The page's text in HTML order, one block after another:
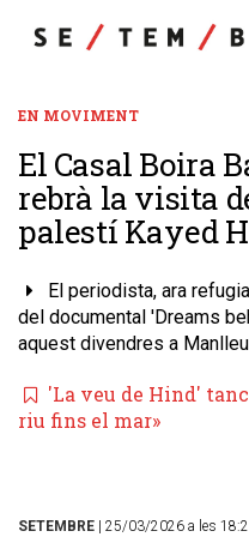
EN MOVIMENT
El Casal ​Boira
rebrà la visita
palestí Kayed
El periodista, ara
del documental 'Dreams
aquest divendres a Manlleu
'La veu de Hind'
riu fins el mar»
SETEMBRE | 25/03/2026 a les